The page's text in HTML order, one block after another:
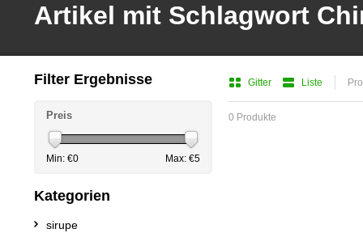
Artikel mit Schlagwort
Gitter Liste
0 Produkte
Filter Ergebnisse
Preis
Min: €0 Max: €5
Kategorien
sirupe